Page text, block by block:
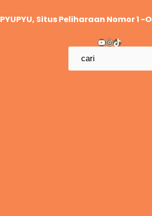
ke Situs Peliharaan Nomor 1 -Open
YouTube
Instagram
TikTok